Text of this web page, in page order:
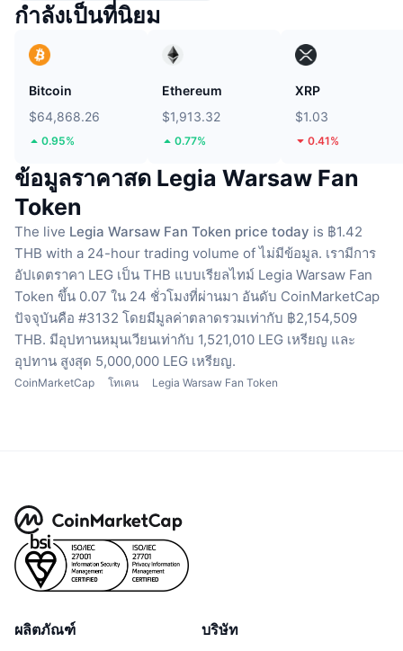
กำลังเป็นที่นิยม
Bitcoin
$64,868.26
0.95%
Ethereum
$1,913.32
0.77%
XRP
$1.03
0.41%
ข้อมูลราคาสด Legia Warsaw Fan
Token
The live Legia Warsaw Fan Token price today is ฿1.42
THB with a 24-hour trading volume of ไม่มีข้อมูล. เรามีการ
อัปเดตราคา LEG เป็น THB แบบเรียลไทม์ Legia Warsaw Fan
Token ขึ้น 0.07 ใน 24 ชั่วโมงที่ผ่านมา อันดับ CoinMarketCap
ปัจจุบันคือ #3132 โดยมีมูลค่าตลาดรวมเท่ากับ ฿2,154,509
THB. มีอุปทานหมุนเวียนเท่ากับ 1,521,010 LEG เหรียญ และ
อุปทาน สูงสุด 5,000,000 LEG เหรียญ.
CoinMarketCap โทเคน Legia Warsaw Fan Token
ผลิตภัณฑ์ บริษัท